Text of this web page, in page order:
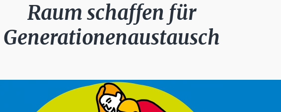
Raum schaffen für
Generationenaustausch